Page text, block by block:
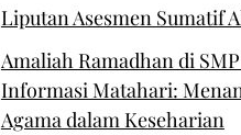
Liputan Asesmen Sumatif
Amaliah Ramadhan di
Informasi Matahari:
Agama dalam Keseharian